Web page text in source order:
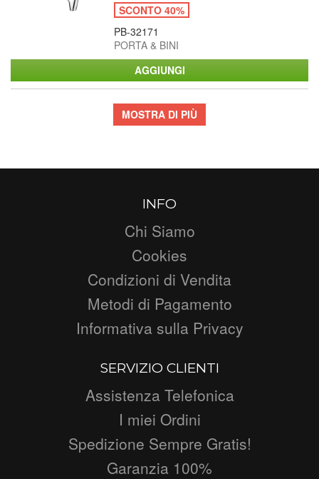
SCONTO 40%
PB-32171
PORTA & BINI
MOSTRA DI PIÙ
INFO
Chi Siamo
Cookies
Condizioni di Vendita
Metodi di Pagamento
Informativa sulla Privacy
SERVIZIO CLIENTI
Assistenza Telefonica
I miei Ordini
Spedizione Sempre Gratis!
Garanzia 100%